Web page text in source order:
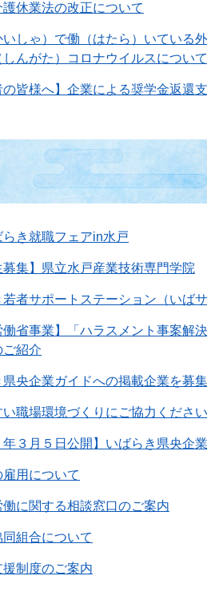
休業法の改正について
しゃ）で働（はたら）いている
しんがた）コロナウイルスについ
の皆様へ】企業による奨学金返還
らき就職フェアin水戸
募集】県立水戸産業技術専門学院
若者サポートステーション（いば
働省事業】「ハラスメント事案解
紹介
県央企業ガイドへの掲載企業を募
職場環境づくりにご協力ください
年３月５日公開】いばらき県央企
用について
働に関する相談窓口のご案内
組合について
制度のご案内